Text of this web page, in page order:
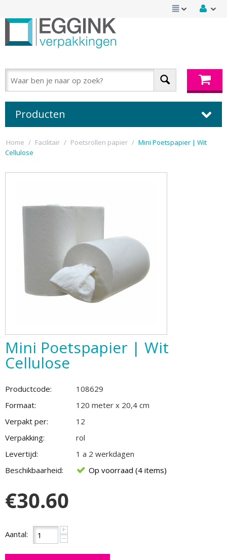
Producten
Home / Facilitair / Poetsrollen papier / Mini Poetspapier | Wit
Cellulose
Mini Poetspapier | Wit
Cellulose
Productcode:
108629
Formaat:
120 meter x 20,4 cm
Verpakt per:
12
Verpakking:
rol
Levertijd:
1 a 2 werkdagen
Beschikbaarheid:
Op voorraad (4 items)
€30.60
Aantal: +
−